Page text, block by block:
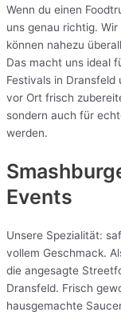
Wenn du einen
uns genau richtig.
können nahezu
Das macht uns ideal
Festivals in Dransfeld
vor Ort frisch
sondern auch für
werden.
Events
Unsere Spezialität:
vollem Geschmack.
die angesagte
Dransfeld. Frisch
hausgemachte